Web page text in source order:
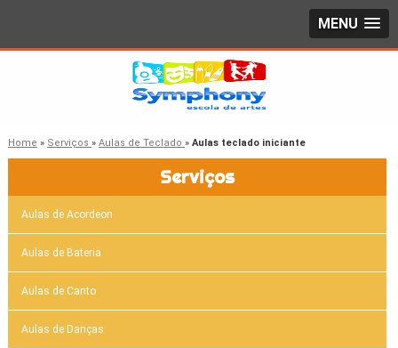
MENU
Home » Serviços » Aulas de Teclado » Aulas teclado iniciante
Serviços
Aulas de Acordeon
Aulas de Bateria
Aulas de Canto
Aulas de Danças